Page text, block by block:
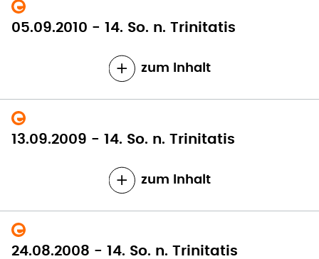
05.09.2010 - 14. So. n. Trinitatis
zum Inhalt
13.09.2009 - 14. So. n. Trinitatis
zum Inhalt
24.08.2008 - 14. So. n. Trinitatis